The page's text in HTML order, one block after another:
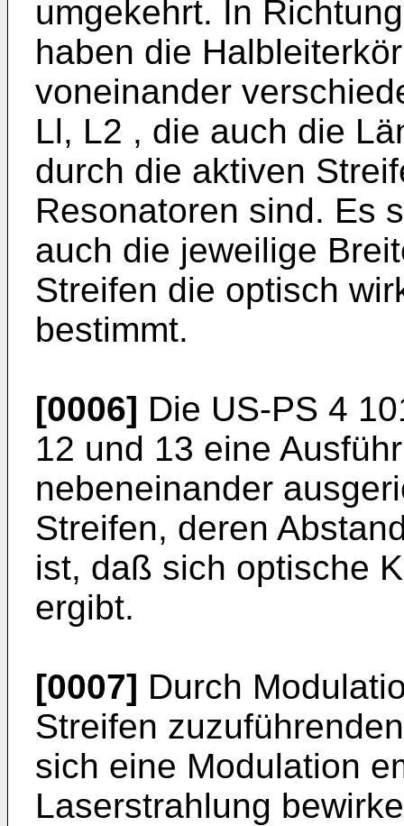
umgekehrt. In
haben die
voneinander
Ll, L2 , die auch die
durch die aktiven
Resonatoren sind. Es
auch die jeweilige
Streifen die optisch
bestimmt.
[0006] Die US-PS 4
12 und 13 eine
nebeneinander
Streifen, deren
ist, daß sich optische
ergibt.
[0007] Durch
Streifen
sich eine Modulation
Laserstrahlung